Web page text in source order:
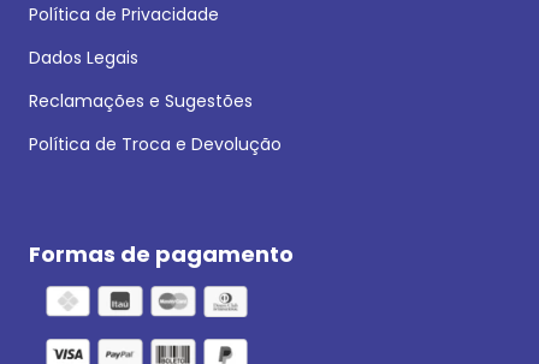
Política de Privacidade
Dados Legais
Reclamações e Sugestões
Política de Troca e Devolução
Formas de pagamento